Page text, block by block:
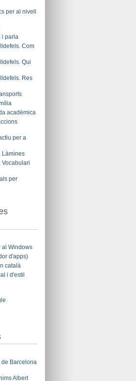
per al nivell
i parla
Com
Qui
Res
acadèmica
per a
Làmines
Vocabulari
per
al Windows
d'apps)
català
i d'estil
Barcelona
Albert